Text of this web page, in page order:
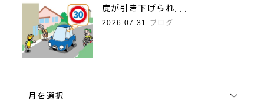
度が引き下げられ...
2026.07.31
ブログ
月を選択